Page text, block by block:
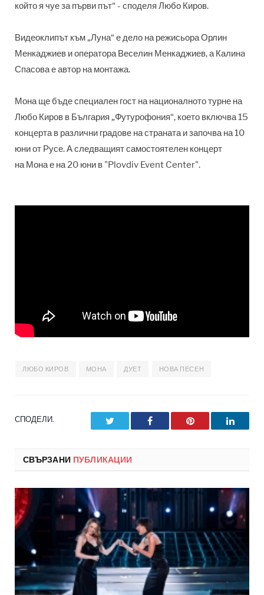
който я чуе за първи път“ - споделя Любо Киров.
Видеоклипът към „Луна“ е дело на режисьора Орлин
Менкаджиев и оператора Веселин Менкаджиев, а Калинa
Спасова е автор на монтажа.
Мона ще бъде специален гост на националното турне на
Любо Киров в България „Футурофония“, което включва 15
концерта в различни градове на страната и започва на 10
юни от Русе. А следващият самостоятелен концерт
на Мона е на 20 юни в "Plovdiv Event Center".
ЛЮБО КИРОВ МОНА ДУЕТ НОВА ПЕСЕН
СПОДЕЛИ. Facebook Pinterest
СВЪРЗАНИ ПУБЛИКАЦИИ